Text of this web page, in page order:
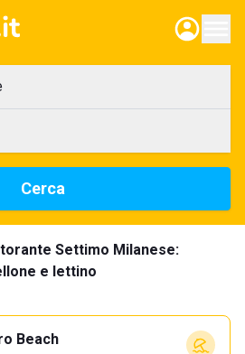
Cerca
Settimo Milanese:
e lettino
Beach